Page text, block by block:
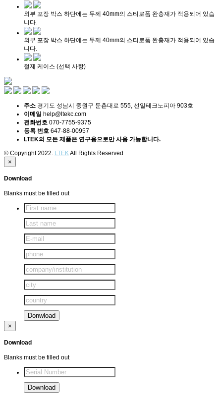
외부 포장 박스 하단에는 두께 40mm의 스티로폼 완충재가 적용되어 있습
니다.
외부 포장 박스 하단에는 두께 40mm의 스티로폼 완충재가 적용되어 있습
니다.
철제 케이스 (선택 사항)
주소 경기도 성남시 중원구 둔촌대로 555, 선일테크노피아 903호
이메일 help@ltekc.com
전화번호 070-7755-9375
등록 번호 647-88-00957
LTEK의 모든 제품은 연구용으로만 사용 가능합니다.
© Copyright 2022. LTEKAll Rights Reserved
×
Download
Blanks must be filled out
×
Download
Blanks must be filled out